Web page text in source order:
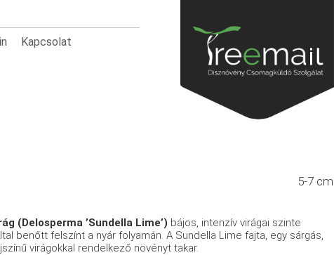
Kapcsolat
5-7 cm
(Delosperma ’Sundella Lime’) bájos, intenzív virágai szinte
benőtt felszínt a nyár folyamán. A Sundella Lime fajta, egy sárgás,
virágokkal rendelkező növényt takar.